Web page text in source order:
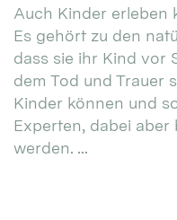
Auch Kinder erleben
Es gehört zu den
dass sie ihr Kind vor
dem Tod und Trauer
Kinder können und
Experten, dabei
werden. ...